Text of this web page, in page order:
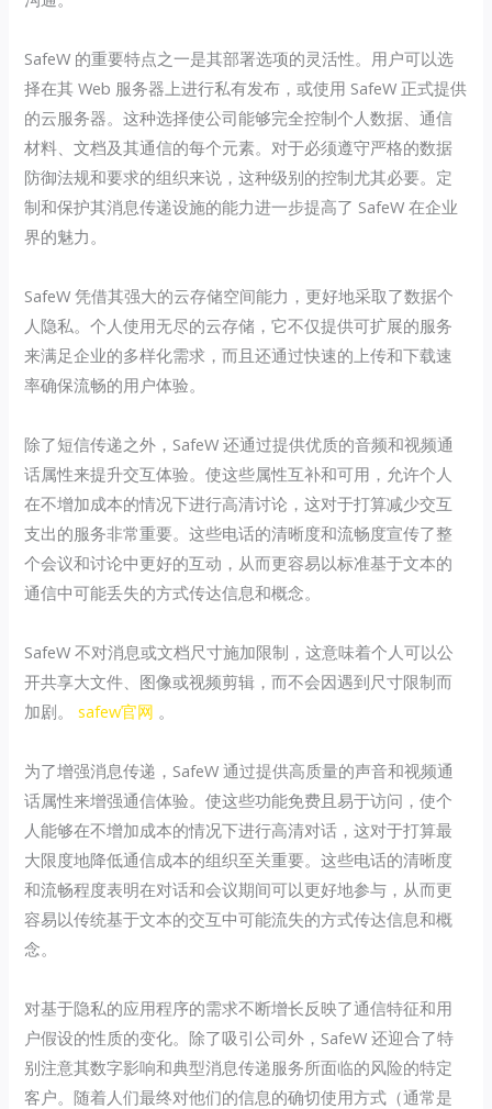
SafeW 的重要特点之一是其部署选项的灵活性。用户可以选
择在其 Web 服务器上进行私有发布，或使用 SafeW 正式提供
的云服务器。这种选择使公司能够完全控制个人数据、通信
材料、文档及其通信的每个元素。对于必须遵守严格的数据
防御法规和要求的组织来说，这种级别的控制尤其必要。定
制和保护其消息传递设施的能力进一步提高了 SafeW 在企业
界的魅力。
SafeW 凭借其强大的云存储空间能力，更好地采取了数据个
人隐私。个人使用无尽的云存储，它不仅提供可扩展的服务
来满足企业的多样化需求，而且还通过快速的上传和下载速
率确保流畅的用户体验。
除了短信传递之外，SafeW 还通过提供优质的音频和视频通
话属性来提升交互体验。使这些属性互补和可用，允许个人
在不增加成本的情况下进行高清讨论，这对于打算减少交互
支出的服务非常重要。这些电话的清晰度和流畅度宣传了整
个会议和讨论中更好的互动，从而更容易以标准基于文本的
通信中可能丢失的方式传达信息和概念。
SafeW 不对消息或文档尺寸施加限制，这意味着个人可以公
开共享大文件、图像或视频剪辑，而不会因遇到尺寸限制而
加剧。safew官网 。
为了增强消息传递，SafeW 通过提供高质量的声音和视频通
话属性来增强通信体验。使这些功能免费且易于访问，使个
人能够在不增加成本的情况下进行高清对话，这对于打算最
大限度地降低通信成本的组织至关重要。这些电话的清晰度
和流畅程度表明在对话和会议期间可以更好地参与，从而更
容易以传统基于文本的交互中可能流失的方式传达信息和概
念。
对基于隐私的应用程序的需求不断增长反映了通信特征和用
户假设的性质的变化。除了吸引公司外，SafeW 还迎合了特
别注意其数字影响和典型消息传递服务所面临的风险的特定
客户。随着人们最终对他们的信息的确切使用方式（通常是